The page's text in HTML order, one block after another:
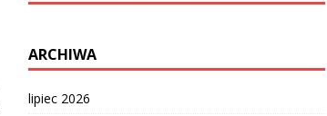
ARCHIWA
lipiec 2026